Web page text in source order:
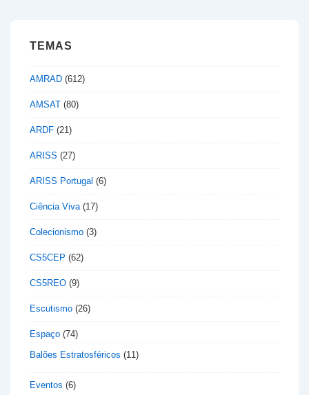
TEMAS
AMRAD (612)
AMSAT (80)
ARDF (21)
ARISS (27)
ARISS Portugal (6)
Ciência Viva (17)
Colecionismo (3)
CS5CEP (62)
CS5REO (9)
Escutismo (26)
Espaço (74)
Balões Estratosféricos (11)
Eventos (6)